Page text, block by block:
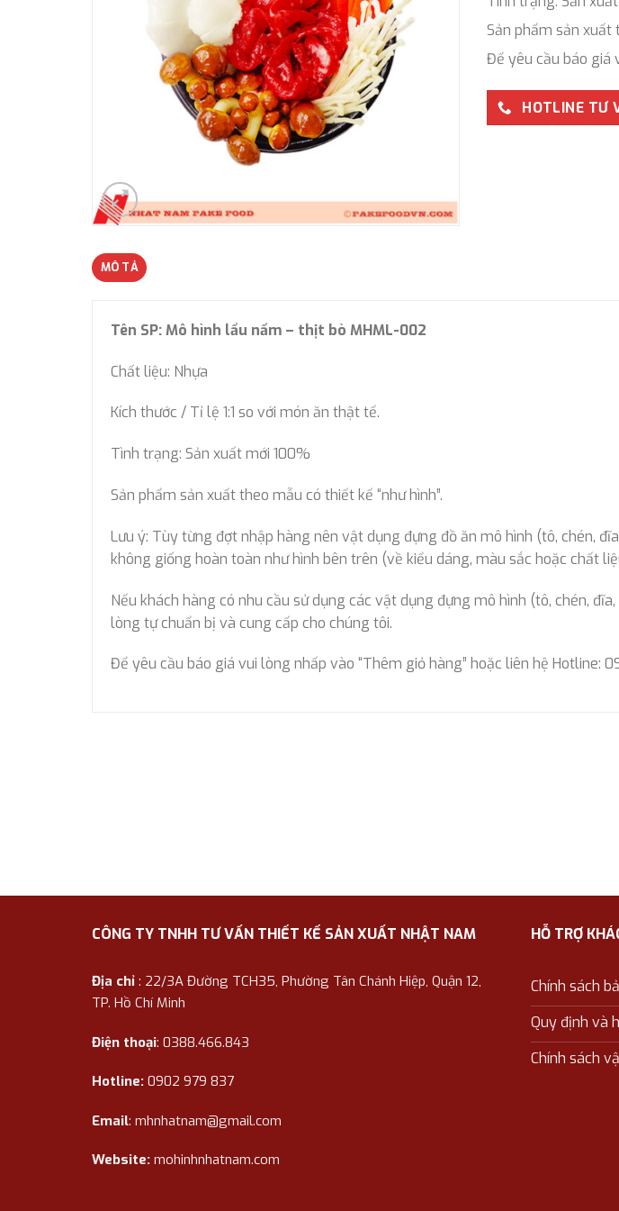
Sản phẩm sản xuất
Để yêu cầu báo giá
HOTLINE TƯ
MÔ TẢ
Tên SP: Mô hình lẩu nấm – thịt bò MHML-002
Chất liệu: Nhựa
Kích thước / Tỉ lệ 1:1 so với món ăn thật tế.
Tình trạng: Sản xuất mới 100%
Sản phẩm sản xuất theo mẫu có thiết kế “như hình”.
Lưu ý: Tùy từng đợt nhập hàng nên vật dụng đựng đồ ăn mô hình (tô, chén,
không giống hoàn toàn như hình bên trên (về kiểu dáng, màu sắc hoặc chất
Nếu khách hàng có nhu cầu sử dụng các vật dụng đựng mô hình (tô, chén,
lòng tự chuẩn bị và cung cấp cho chúng tôi.
Để yêu cầu báo giá vui lòng nhấp vào “Thêm giỏ hàng” hoặc liên hệ Hotline:
CÔNG TY TNHH TƯ VẤN THIẾT KẾ SẢN XUẤT NHẬT NAM
Địa chỉ : 22/3A Đường TCH35, Phường Tân Chánh Hiệp, Quận 12,
TP. Hồ Chí Minh
Điện thoại: 0388.466.843
Hotline: 0902 979 837
Email: mhnhatnam@gmail.com
Website: mohinhnhatnam.com
HỖ TRỢ
Chính sách
Quy định và
Chính sách